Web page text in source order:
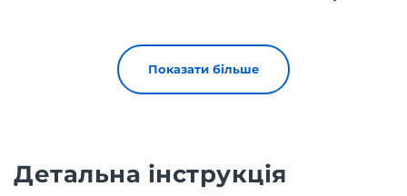
Показати більше
Детальна інструкція